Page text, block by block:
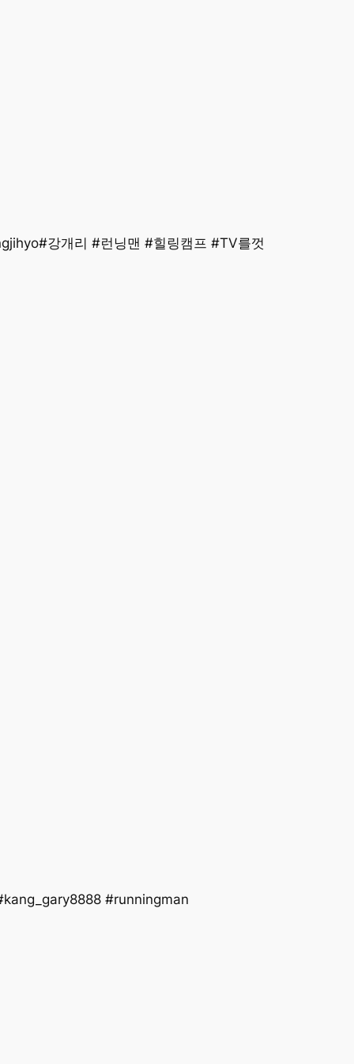
강개리 #런닝맨 #힐링캠프 #TV를껏
#runningman